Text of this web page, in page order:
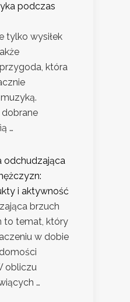
podczas
tylko wysiłek
która
…
odchudzająca
i aktywność
brzuch
to temat, który
w dobie
obliczu
…